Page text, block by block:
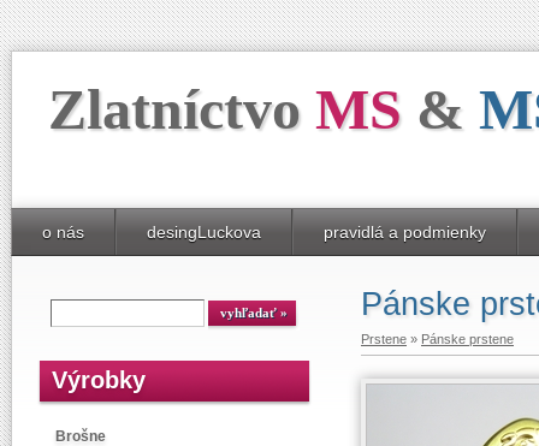
Zlatníctvo MS &
o nás desingLuckova pravidlá a podmienky
Výrobky
Brošne
Pánske
Prstene » Pánske prstene